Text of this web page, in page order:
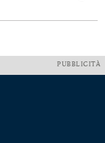
PUBBLICITÀ